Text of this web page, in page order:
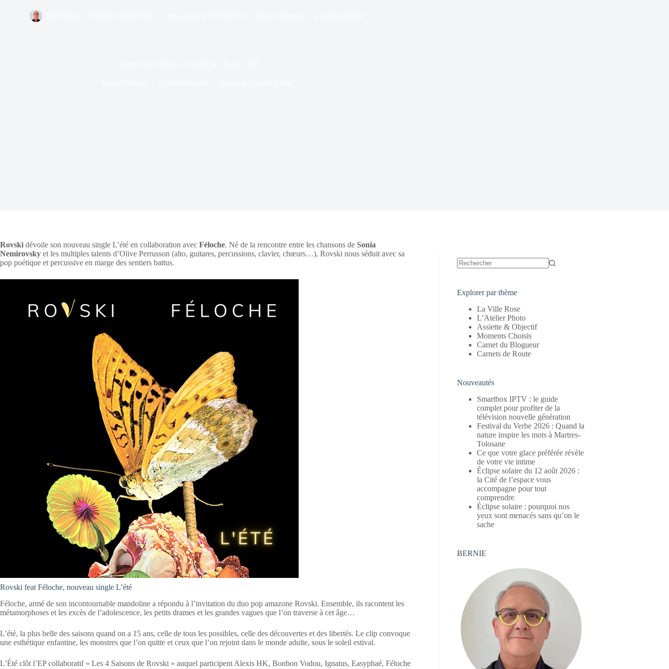
Rovski dévoile son nouveau single L’été en collaboration avec Féloche. Né de la rencontre entre les chansons de Sonia
Nemirovsky et les multiples talents d’Olive Perrusson (alto, guitares, percussions, clavier, chœurs…), Rovski nous séduit avec sa
pop poétique et percussive en marge des sentiers battus.
Rovski feat Féloche, nouveau single L’été
Féloche, armé de son incontournable mandoline a répondu à l’invitation du duo pop amazone Rovski. Ensemble, ils racontent les
métamorphoses et les excès de l’adolescence, les petits drames et les grandes vagues que l’on traverse à cet âge…
L’été, la plus belle des saisons quand on a 15 ans, celle de tous les possibles, celle des découvertes et des libertés. Le clip convoque
une esthétique enfantine, les monstres que l’on quitte et ceux que l’on rejoint dans le monde adulte, sous le soleil estival.
L’Été clôt l’EP collaboratif « Les 4 Saisons de Rovski » auquel participent Alexis HK, Bonbon Vodou, Ignatus, Easyphaé, Féloche
Explorer par thème
La Ville Rose
L’Atelier Photo
Assiette & Objectif
Moments Choisis
Carnet du Blogueur
Carnets de Route
Nouveautés
Smartbox IPTV : le guide
complet pour profiter de la
télévision nouvelle génération
Festival du Verbe 2026 : Quand la
nature inspire les mots à Martres-
Tolosane
Ce que votre glace préférée révèle
de votre vie intime
Éclipse solaire du 12 août 2026 :
la Cité de l’espace vous
accompagne pour tout
comprendre
Éclipse solaire : pourquoi nos
yeux sont menacés sans qu’on le
sache
BERNIE